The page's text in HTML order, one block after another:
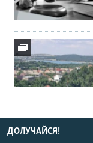
ДОЛУЧАЙСЯ!